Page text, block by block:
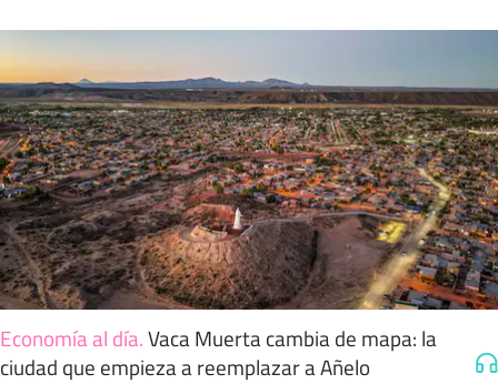
Economía al día.Vaca Muerta cambia de mapa: la
ciudad que empieza a reemplazar a Añelo